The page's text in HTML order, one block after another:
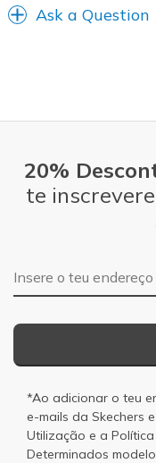
Ask a Question
20%
te
Endereço de e-mail
*Ao adicionar o teu
e-mails da Skechers
Utilização e a
Determinados